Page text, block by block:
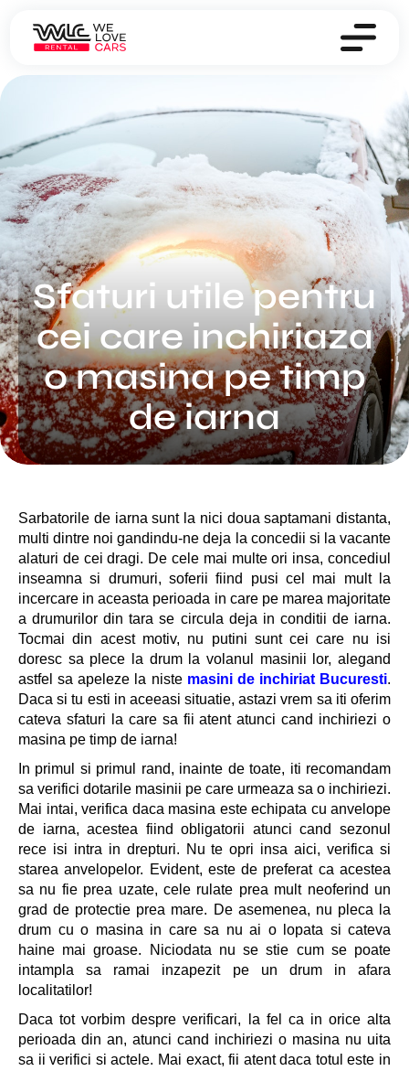
Sfaturi utile pentru
cei care inchiriaza
o masina pe timp
de iarna
Sarbatorile de iarna sunt la nici doua saptamani distanta,
multi dintre noi gandindu-ne deja la concedii si la vacante
alaturi de cei dragi. De cele mai multe ori insa, concediul
inseamna si drumuri, soferii fiind pusi cel mai mult la
incercare in aceasta perioada in care pe marea majoritate
a drumurilor din tara se circula deja in conditii de iarna.
Tocmai din acest motiv, nu putini sunt cei care nu isi
doresc sa plece la drum la volanul masinii lor, alegand
astfel sa apeleze la niste masini de inchiriat Bucuresti.
Daca si tu esti in aceeasi situatie, astazi vrem sa iti oferim
cateva sfaturi la care sa fii atent atunci cand inchiriezi o
masina pe timp de iarna!
In primul si primul rand, inainte de toate, iti recomandam
sa verifici dotarile masinii pe care urmeaza sa o inchiriezi.
Mai intai, verifica daca masina este echipata cu anvelope
de iarna, acestea fiind obligatorii atunci cand sezonul
rece isi intra in drepturi. Nu te opri insa aici, verifica si
starea anvelopelor. Evident, este de preferat ca acestea
sa nu fie prea uzate, cele rulate prea mult neoferind un
grad de protectie prea mare. De asemenea, nu pleca la
drum cu o masina in care sa nu ai o lopata si cateva
haine mai groase. Niciodata nu se stie cum se poate
intampla sa ramai inzapezit pe un drum in afara
localitatilor!
Daca tot vorbim despre verificari, la fel ca in orice alta
perioada din an, atunci cand inchiriezi o masina nu uita
sa ii verifici si actele. Mai exact, fii atent daca totul este in